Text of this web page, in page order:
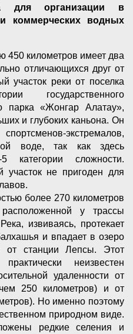
для организации в
коммерческих водных
450 километров имеет два
отличающихся друг от
участок реки от поселка
государственного
парка «Жонгар Алатау»,
и глубоких каньона. Он
экстремалов,
воде, так как здесь
категории сложности.
участок не пригоден для
более 270 километров
у трассы
извиваясь, протекает
и впадает в озеро
от станции Лепсы. Этот
неизвестен
удаленности от
250 километров) и от
Но именно поэтому
природном виде.
редкие селения и